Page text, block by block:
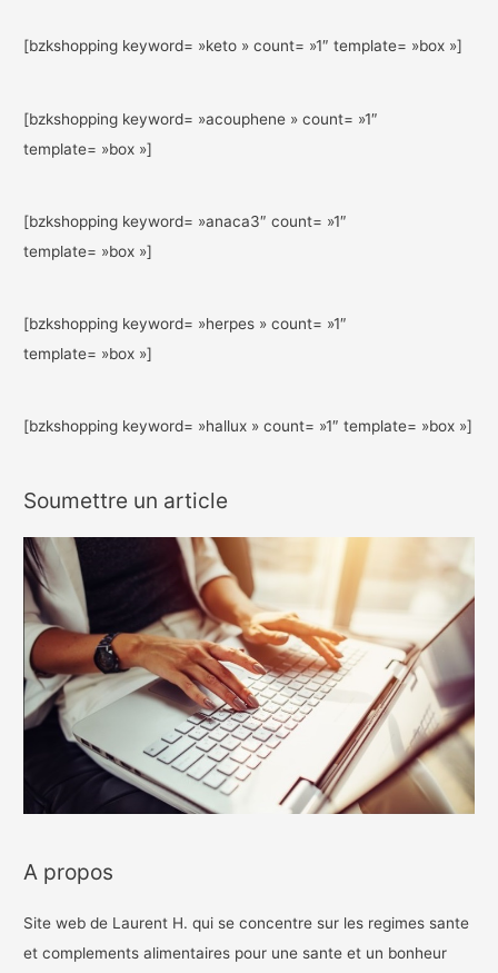
[bzkshopping keyword= »keto » count= »1″ template= »box »]
[bzkshopping keyword= »acouphene » count= »1″
template= »box »]
[bzkshopping keyword= »anaca3″ count= »1″
template= »box »]
[bzkshopping keyword= »herpes » count= »1″
template= »box »]
[bzkshopping keyword= »hallux » count= »1″ template= »box »]
Soumettre un article
A propos
Site web de Laurent H. qui se concentre sur les regimes sante
et complements alimentaires pour une sante et un bonheur